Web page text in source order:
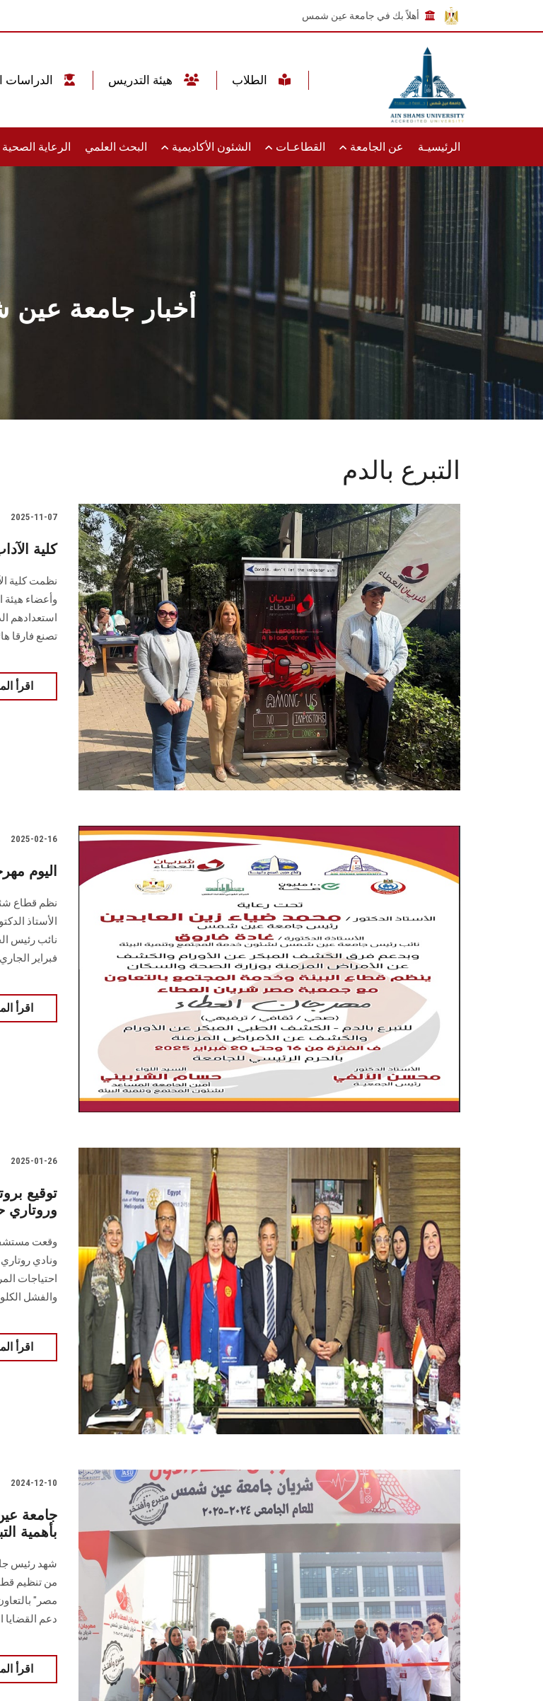
أهلاً بك في جامعة عين شمس
الرئيسيـة عن الجامعة القطاعـات الشئون الأكاديمية البحث العلمي الرعاية الصحية
أخبار جامعة
التبرع بالدم
2025-11-07
كلية
نظمت كلية
وأعضاء هيئة
استعدادهم
تصنع فارقا
اقرأ
2025-02-16
اليوم
نظم قطاع
الأستاذ
فبراير
اقرأ
2025-01-26
توقيع
وروتاري
ونادي
‏احتياجات
‏والفشل
اقرأ
2024-12-10
جامعة
بأهمية
شهد رئيس
من تنظيم
مصر"
دعم القضايا
اقرأ